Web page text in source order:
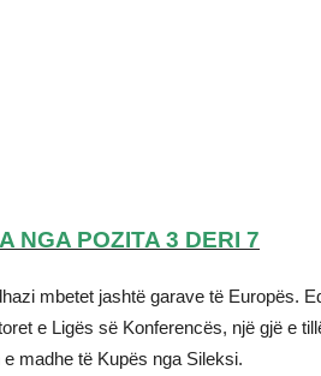
NGA POZITA 3 DERI 7
mbetet jashtë garave të Europës.
e Ligës së Konferencës, një gjë e
madhe të Kupës nga Sileksi.